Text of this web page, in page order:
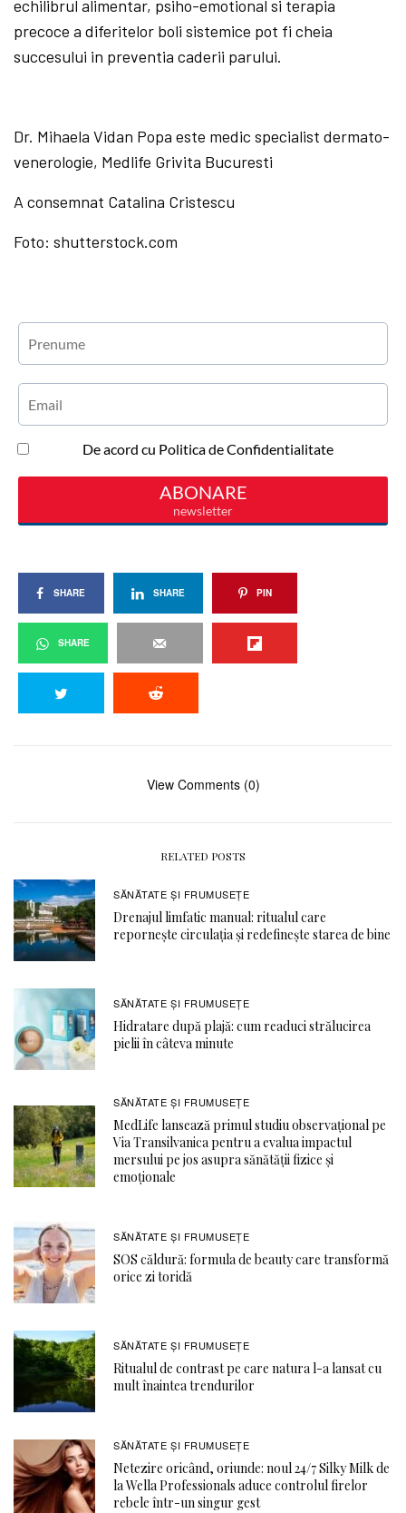
echilibrul alimentar, psiho-emotional si terapia
precoce a diferitelor boli sistemice pot fi cheia
succesului in preventia caderii parului.
Dr. Mihaela Vidan Popa este medic specialist dermato-
venerologie, Medlife Grivita Bucuresti
A consemnat Catalina Cristescu
Foto: shutterstock.com
SHARE SHARE PIN
SHARE
View Comments (0)
RELATED POSTS
SĂNĂTATE ŞI FRUMUSEȚE
Drenajul limfatic manual: ritualul care
repornește circulația și redefinește starea de bine
SĂNĂTATE ŞI FRUMUSEȚE
Hidratare după plajă: cum readuci strălucirea
pielii în câteva minute
SĂNĂTATE ŞI FRUMUSEȚE
MedLife lansează primul studiu observațional pe
Via Transilvanica pentru a evalua impactul
mersului pe jos asupra sănătății fizice și
emoționale
SĂNĂTATE ŞI FRUMUSEȚE
SOS căldură: formula de beauty care transformă
orice zi toridă
SĂNĂTATE ŞI FRUMUSEȚE
Ritualul de contrast pe care natura l-a lansat cu
mult înaintea trendurilor
SĂNĂTATE ŞI FRUMUSEȚE
Netezire oricând, oriunde: noul 24/7 Silky Milk de
la Wella Professionals aduce controlul firelor
rebele într-un singur gest